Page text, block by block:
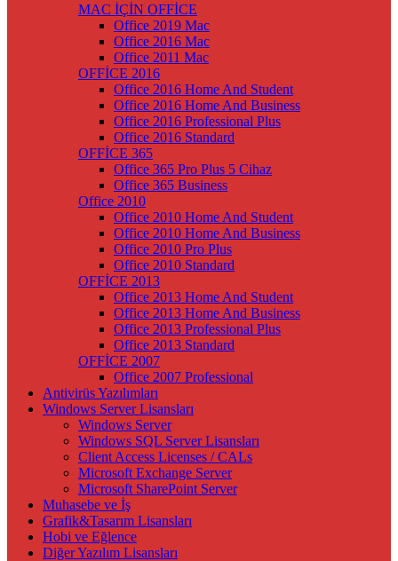
MAC İÇİN OFFİCE
Office 2019 Mac
Office 2016 Mac
Office 2011 Mac
OFFİCE 2016
Office 2016 Home And Student
Office 2016 Home And Business
Office 2016 Professional Plus
Office 2016 Standard
OFFİCE 365
Office 365 Pro Plus 5 Cihaz
Office 365 Business
Office 2010
Office 2010 Home And Student
Office 2010 Home And Business
Office 2010 Pro Plus
Office 2010 Standard
OFFİCE 2013
Office 2013 Home And Student
Office 2013 Home And Business
Office 2013 Professional Plus
Office 2013 Standard
OFFİCE 2007
Office 2007 Professional
Antivirüs Yazılımları
Windows Server Lisansları
Windows Server
Windows SQL Server Lisansları
Client Access Licenses / CALs
Microsoft Exchange Server
Microsoft SharePoint Server
Muhasebe ve İş
Grafik&Tasarım Lisansları
Hobi ve Eğlence
Diğer Yazılım Lisansları